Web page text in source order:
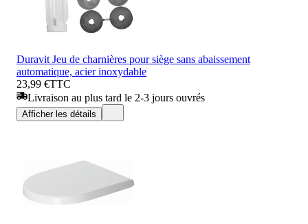
Duravit Jeu de charnières pour siège sans abaissement
automatique, acier inoxydable
23,99 €TTC
Livraison au plus tard le 2-3 jours ouvrés
Afficher les détails